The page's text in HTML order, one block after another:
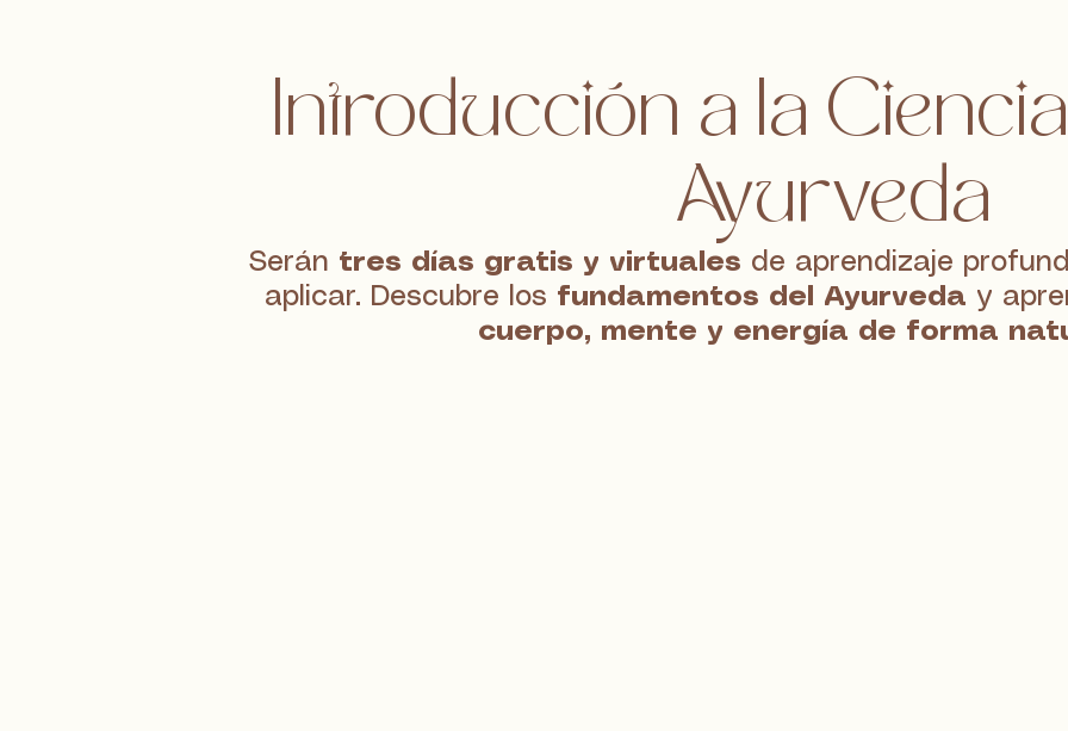
Introducción a la
Ayurveda
Serán tres días gratis y virtuales de aprendizaje
aplicar. Descubre los fundamentos del Ayurveda y
cuerpo, mente y energía de forma